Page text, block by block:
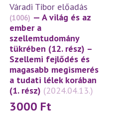
Váradi Tibor előadás
(1006) — A világ és az
ember a
szellemtudomány
tükrében (12. rész) –
Szellemi fejlődés és
magasabb megismerés
a tudati lélek korában
(1. rész) (2024.04.13.)
3000 Ft